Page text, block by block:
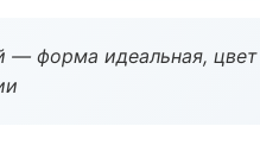
— форма идеальная,